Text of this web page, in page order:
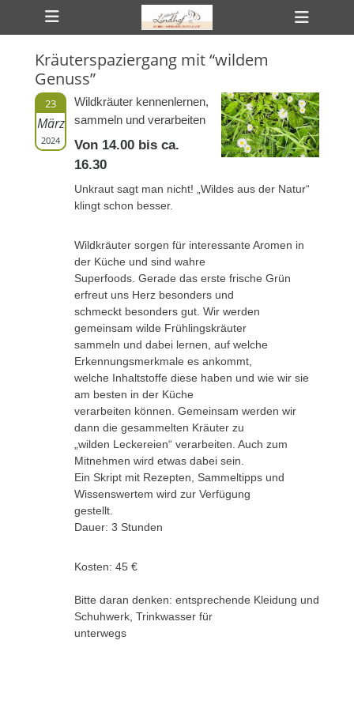
Primäres Menü
Zum
Inhalt
Kräuterspaziergang mit “wildem
Genuss”
23
März
2024
Wildkräuter kennenlernen,
sammeln und verarbeiten
Von 14.00 bis ca.
16.30
Unkraut sagt man nicht! „Wildes aus der Natur“
klingt schon besser.
Wildkräuter sorgen für interessante Aromen in
der Küche und sind wahre
Superfoods. Gerade das erste frische Grün
erfreut uns Herz besonders und
schmeckt besonders gut. Wir werden
gemeinsam wilde Frühlingskräuter
sammeln und dabei lernen, auf welche
Erkennungsmerkmale es ankommt,
welche Inhaltstoffe diese haben und wie wir sie
am besten in der Küche
verarbeiten können. Gemeinsam werden wir
dann die gesammelten Kräuter zu
„wilden Leckereien“ verarbeiten. Auch zum
Mitnehmen wird etwas dabei sein.
Ein Skript mit Rezepten, Sammeltipps und
Wissenswertem wird zur Verfügung
gestellt.
Dauer: 3 Stunden
Kosten: 45 €
Bitte daran denken: entsprechende Kleidung und
Schuhwerk, Trinkwasser für
unterwegs